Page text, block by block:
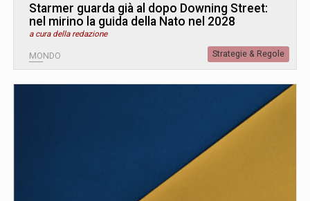
Starmer guarda già al dopo Downing Street:
nel mirino la guida della Nato nel 2028
a cura della redazione
MONDO Strategie & Regole